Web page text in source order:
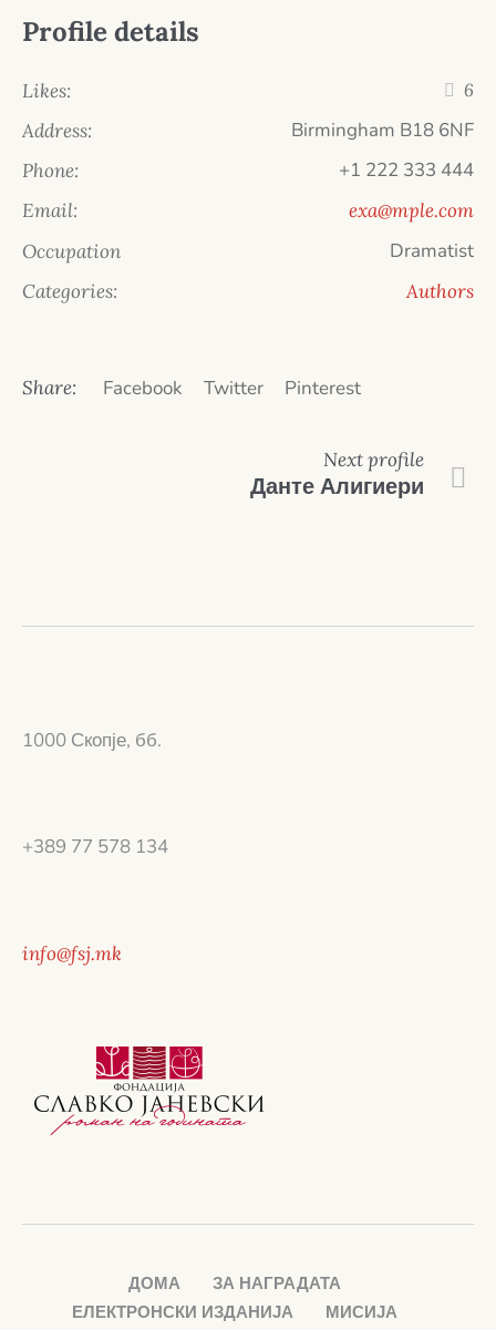
Profile details
Likes: 6
Address: Birmingham B18 6NF
Phone: +1 222 333 444
Email:
exa@mple.com
Occupation
Dramatist
Categories: Authors
Share: Facebook Twitter Pinterest
Nextprofile
Данте Алигиери
1000 Скопје, бб.
+389 77 578 134
info@fsj.mk
ДОМА
ЗА НАГРАДАТА
ЕЛЕКТРОНСКИ ИЗДАНИЈА
МИСИЈА